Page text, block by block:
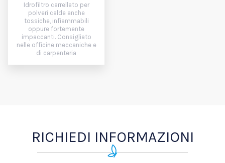
Idrofiltro carrellato per
polveri calde anche
tossiche, infiammabili
oppure fortemente
impaccanti. Consigliato
nelle officine meccaniche e
di carpenteria
RICHIEDI INFORMAZIONI